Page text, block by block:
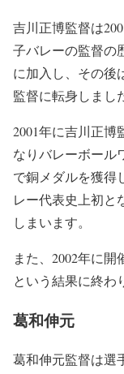
吉川正博監督は
子バレーの監督の
に加入し、その後
監督に転身しまし
2001年に吉川正博
なりバレーボール
で銅メダルを獲得
レー代表史上初と
しまいます。
また、2002年に
という結果に終わ
葛和伸元
葛和伸元監督は選